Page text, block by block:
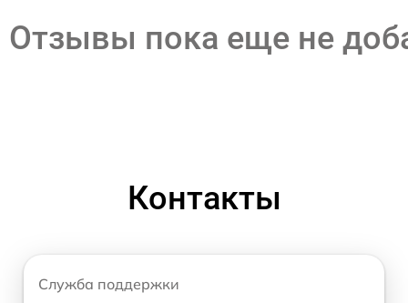
Отзывы пока еще не
Контакты
Служба поддержки